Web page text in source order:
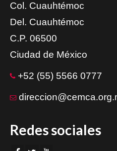
Col. Cuauhtémoc
Del. Cuauhtémoc
C.P. 06500
Ciudad de México
+52 (55) 5566 0777
Redes sociales